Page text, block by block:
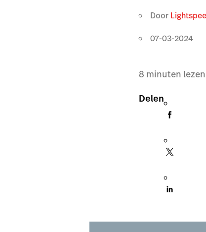
Door
07-03-2024
8 minuten lezen
Delen